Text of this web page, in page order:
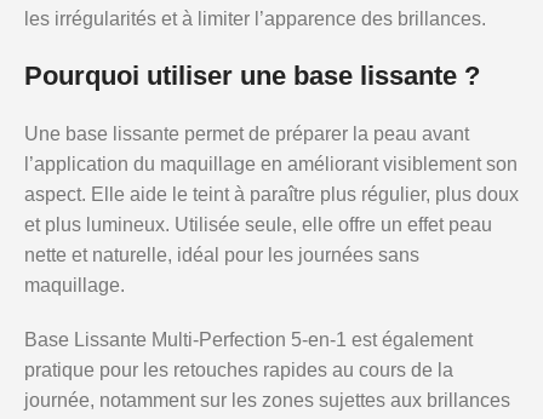
les irrégularités et à limiter l’apparence des brillances.
Pourquoi utiliser une base lissante ?
Une base lissante permet de préparer la peau avant
l’application du maquillage en améliorant visiblement son
aspect. Elle aide le teint à paraître plus régulier, plus doux
et plus lumineux. Utilisée seule, elle offre un effet peau
nette et naturelle, idéal pour les journées sans
maquillage.
Base Lissante Multi-Perfection 5-en-1 est également
pratique pour les retouches rapides au cours de la
journée, notamment sur les zones sujettes aux brillances